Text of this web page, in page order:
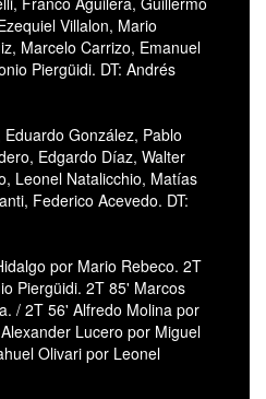
Villalon, Mario
Marcelo Carrizo, Emanuel
Piergüidi. DT: Andrés
González, Pablo
Edgardo Díaz, Walter
Leonel Natalicchio, Matías
Federico Acevedo. DT:
por Mario Rebeco. 2T
Piergüidi. 2T 85' Marcos
/ 2T 56' Alfredo Molina por
Lucero por Miguel
Olivari por Leonel